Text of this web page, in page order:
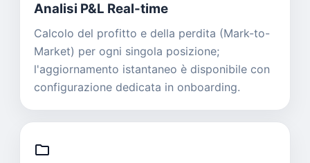
Analisi P&L Real-time
Calcolo del profitto e della perdita (Mark-to-
Market) per ogni singola posizione;
l'aggiornamento istantaneo è disponibile con
configurazione dedicata in onboarding.
folder